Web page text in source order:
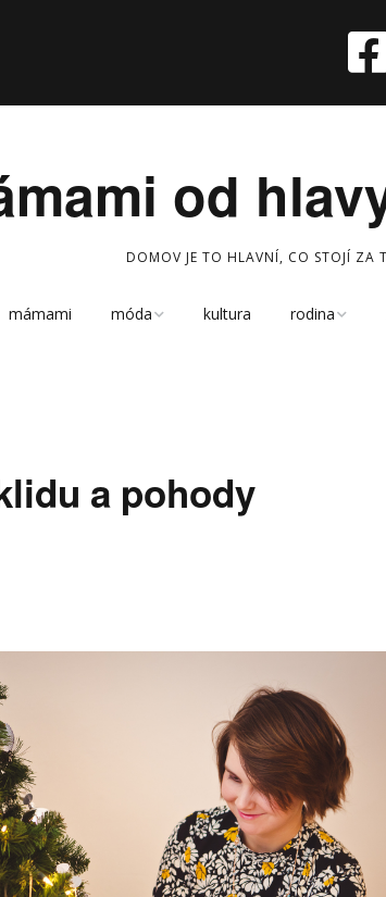
od
DOMOV JE TO HLAVNÍ, CO STOJÍ ZA
mámami móda kultura rodina
a pohody